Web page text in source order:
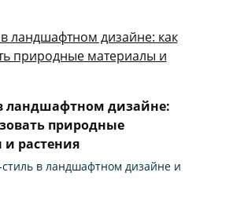
ландшафтном дизайне:
природные
растения
стиль в ландшафтном дизайне и